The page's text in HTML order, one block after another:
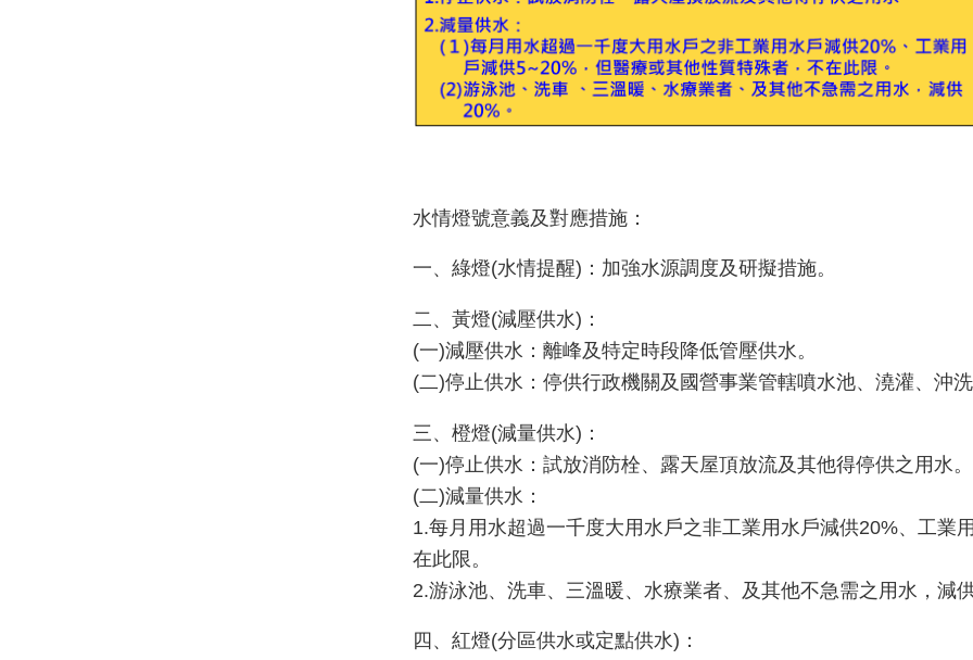
水情燈號意義及對應措施：
一、綠燈(水情提醒)：加強水源調度及研擬措施。
二、黃燈(減壓供水)：
(一)減壓供水：離峰及特定時段降低管壓供水。
(二)停止供水：停供行政機關及國營事業管轄噴水池、澆灌、沖
三、橙燈(減量供水)：
(一)停止供水：試放消防栓、露天屋頂放流及其他得停供之用水。
(二)減量供水：
1.每月用水超過一千度大用水戶之非工業用水戶減供20%、工業
在此限。
2.游泳池、洗車、三溫暖、水療業者、及其他不急需之用水，減
四、紅燈(分區供水或定點供水)：